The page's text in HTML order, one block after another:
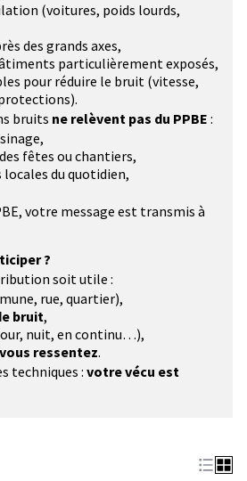
(voitures, poids lourds,
des grands axes,
particulièrement exposés,
pour réduire le bruit (vitesse,
bruits ne relèvent pas du PPBE :
fêtes ou chantiers,
locales du quotidien,
votre message est transmis à
?
soit utile :
rue, quartier),
bruit,
nuit, en continu…),
ressentez.
techniques : votre vécu est